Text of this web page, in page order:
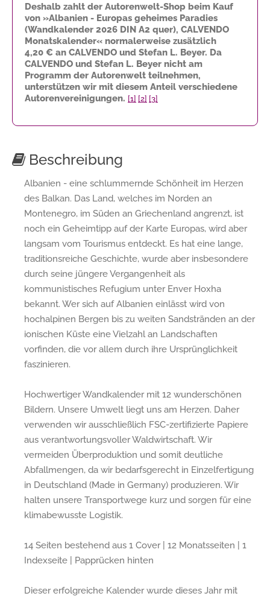
Deshalb zahlt der Autorenwelt-Shop beim Kauf
von »Albanien - Europas geheimes Paradies
(Wandkalender 2026 DIN A2 quer), CALVENDO
Monatskalender« normalerweise zusätzlich
4,20 € an CALVENDO und Stefan L. Beyer. Da
CALVENDO und Stefan L. Beyer nicht am
Programm der Autorenwelt teilnehmen,
unterstützen wir mit diesem Anteil verschiedene
Autorenvereinigungen. [1] [2] [3]
Beschreibung
Albanien - eine schlummernde Schönheit im Herzen
des Balkan. Das Land, welches im Norden an
Montenegro, im Süden an Griechenland angrenzt, ist
noch ein Geheimtipp auf der Karte Europas, wird aber
langsam vom Tourismus entdeckt. Es hat eine lange,
traditionsreiche Geschichte, wurde aber insbesondere
durch seine jüngere Vergangenheit als
kommunistisches Refugium unter Enver Hoxha
bekannt. Wer sich auf Albanien einlässt wird von
hochalpinen Bergen bis zu weiten Sandstränden an der
ionischen Küste eine Vielzahl an Landschaften
vorfinden, die vor allem durch ihre Ursprünglichkeit
faszinieren.
Hochwertiger Wandkalender mit 12 wunderschönen
Bildern. Unsere Umwelt liegt uns am Herzen. Daher
verwenden wir ausschließlich FSC-zertifizierte Papiere
aus verantwortungsvoller Waldwirtschaft. Wir
vermeiden Überproduktion und somit deutliche
Abfallmengen, da wir bedarfsgerecht in Einzelfertigung
in Deutschland (Made in Germany) produzieren. Wir
halten unsere Transportwege kurz und sorgen für eine
klimabewusste Logistik.
14 Seiten bestehend aus 1 Cover | 12 Monatsseiten | 1
Indexseite | Papprücken hinten
Dieser erfolgreiche Kalender wurde dieses Jahr mit